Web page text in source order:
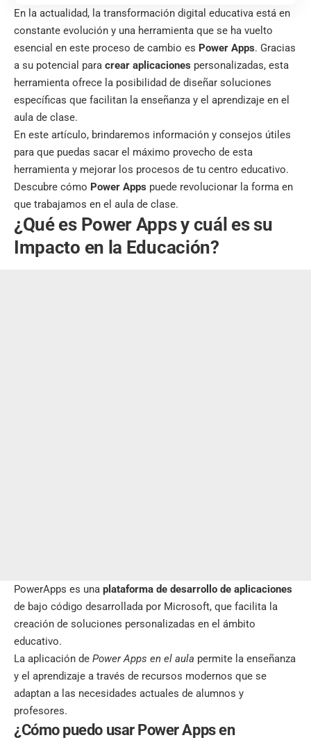
En la actualidad, la transformación digital educativa está en
constante evolución y una herramienta que se ha vuelto
esencial en este proceso de cambio es Power Apps. Gracias
a su potencial para crear aplicaciones personalizadas, esta
herramienta ofrece la posibilidad de diseñar soluciones
específicas que facilitan la enseñanza y el aprendizaje en el
aula de clase.
En este artículo, brindaremos información y consejos útiles
para que puedas sacar el máximo provecho de esta
herramienta y mejorar los procesos de tu centro educativo.
Descubre cómo Power Apps puede revolucionar la forma en
que trabajamos en el aula de clase.
¿Qué es Power Apps y cuál es su
Impacto en la Educación?
PowerApps es una plataforma de desarrollo de aplicaciones
de bajo código desarrollada por Microsoft, que facilita la
creación de soluciones personalizadas en el ámbito
educativo.
La aplicación de Power Apps en el aula permite la enseñanza
y el aprendizaje a través de recursos modernos que se
adaptan a las necesidades actuales de alumnos y
profesores.
¿Cómo puedo usar Power Apps en